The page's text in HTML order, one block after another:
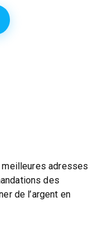
adresses
des
de l’argent en